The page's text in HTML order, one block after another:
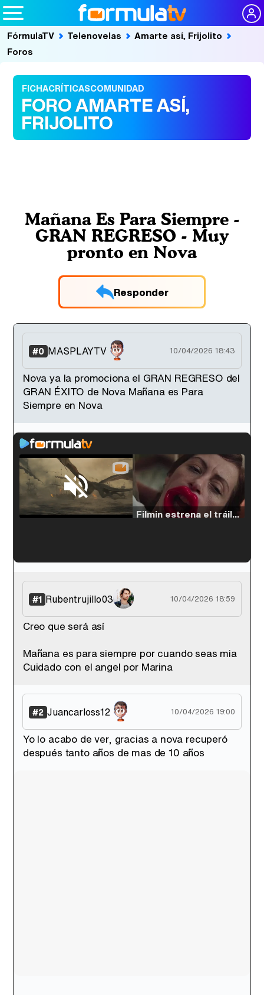
FórmulaTV Telenovelas
Amarte así, Frijolito
Foros
FICHACRÍTICASCOMUNIDAD
FORO AMARTE ASÍ,
FRIJOLITO
Mañana Es Para Siempre -
GRAN REGRESO - Muy
pronto en Nova
Responder
#0 MASPLAYTV 10/04/2026 18:43
Nova ya la promociona el GRAN REGRESO del
GRAN ÉXITO de Nova Mañana es Para
Siempre en Nova
Unmute
Loaded:
Filmin estrena el tráiler de 'Millennial Mal', su nueva comedia universitaria de la mano de Lorena Iglesias
'120 Minutos' celebra sus 2.000 programas en Telemadrid con un vídeo del día a día en la redacción
Tráiler de '33 días', la nueva serie de Atresplayer con Julián Villagrán y José Manuel Poga
Tráiler en catalán de 'Ravalear', la nueva serie de HBO Max sobre los fondos buitre
#1 Rubentrujillo03 10/04/2026 18:59
Creo que será así
Mañana es para siempre por cuando seas mia
Cuidado con el angel por Marina
#2 Juancarloss12 10/04/2026 19:00
Yo lo acabo de ver, gracias a nova recuperó
después tanto años de mas de 10 años